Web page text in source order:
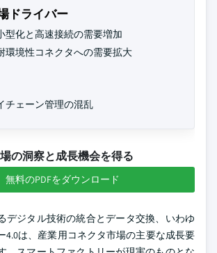
ドライバー
型化と高速接続の需要増加
環境性コネクタへの需要拡大
チェーン管理の混乱
の洞察と成長機会を得る
無料のPDFをダウンロード
デジタル技術の統合とデータ交換、いわゆ
4.0は、産業用コネクタ市場の主要な成長要